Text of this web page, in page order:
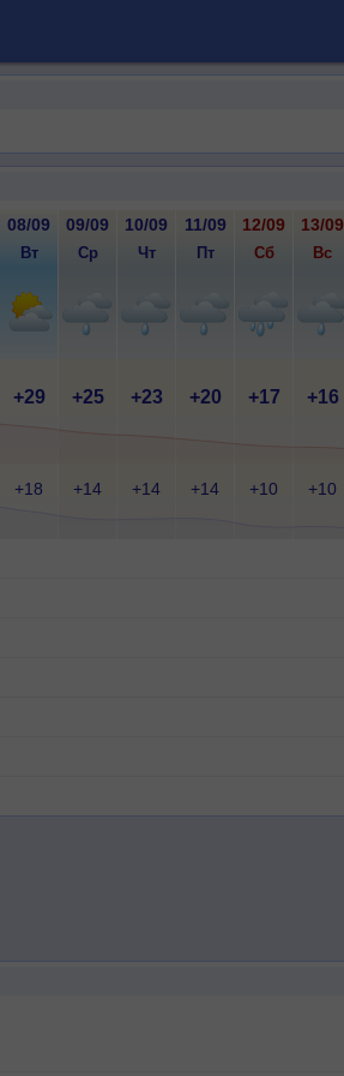
08/09 09/09 10/09 11/09 12/09 13/09
Вт Ср Чт Пт Сб Вс
+29 +25 +23 +20 +17 +16
+18 +14 +14 +14 +10 +10